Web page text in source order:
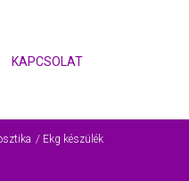
KAPCSOLAT
Ekg készülék